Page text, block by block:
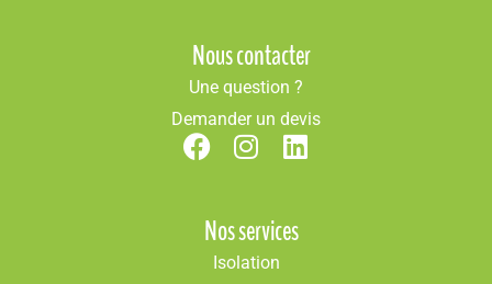
Nous contacter
Une question ?
Demander un devis
Nos services
Isolation